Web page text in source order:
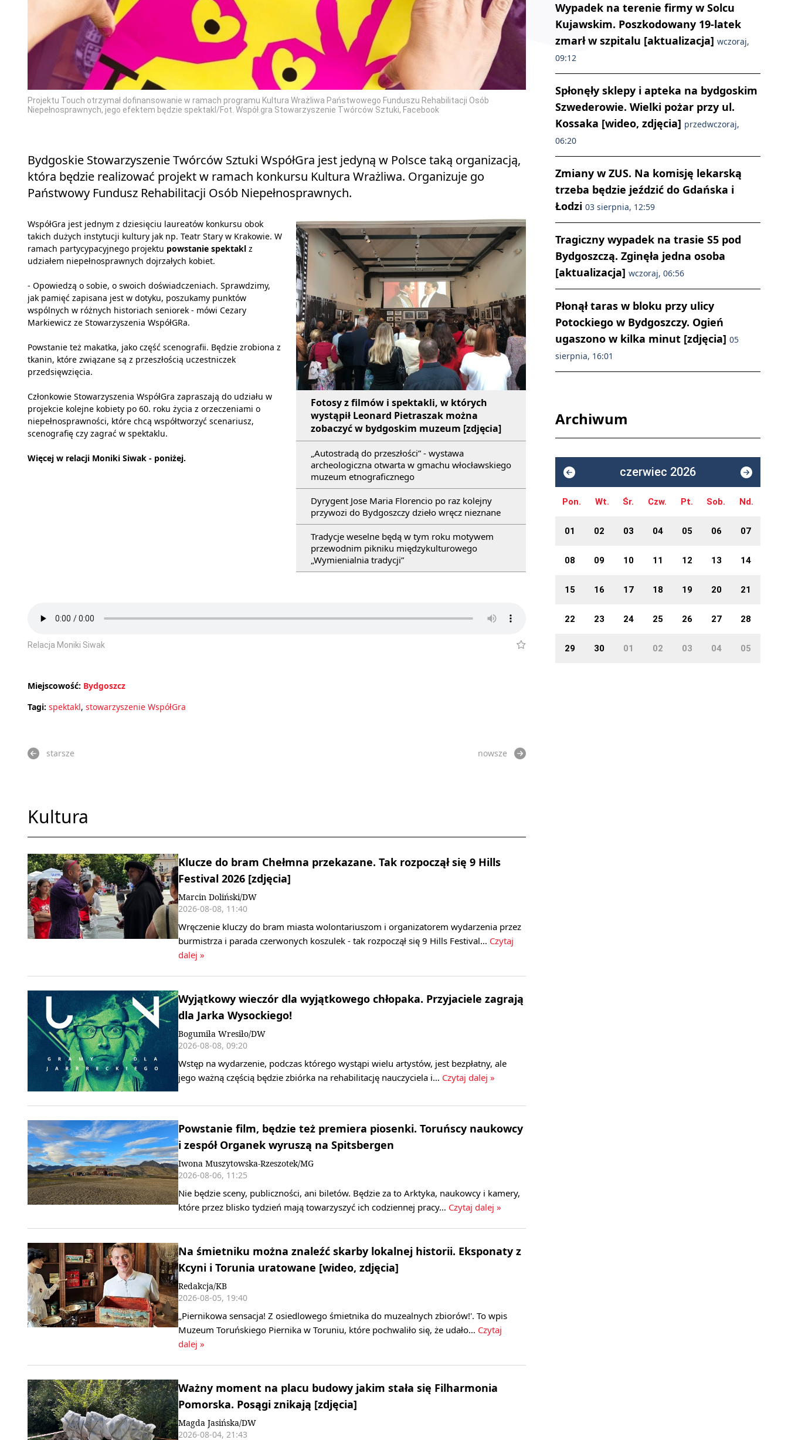
Projektu Touch otrzymał dofinansowanie w ramach programu Kultura Wrażliwa Państwowego Funduszu Rehabilitacji Osób
Niepełnosprawnych, jego efektem będzie spektakl/Fot. Współ.gra Stowarzyszenie Twórców Sztuki, Facebook
Bydgoskie Stowarzyszenie Twórców Sztuki WspółGra jest jedyną w Polsce taką organizacją,
która będzie realizować projekt w ramach konkursu Kultura Wrażliwa. Organizuje go
Państwowy Fundusz Rehabilitacji Osób Niepełnosprawnych.
Fotosy z filmów i spektakli, w których
wystąpił Leonard Pietraszak można
zobaczyć w bydgoskim muzeum [zdjęcia]
„Autostradą do przeszłości” - wystawa
archeologiczna otwarta w gmachu włocławskiego
muzeum etnograficznego
Dyrygent Jose Maria Florencio po raz kolejny
przywozi do Bydgoszczy dzieło wręcz nieznane
Tradycje weselne będą w tym roku motywem
przewodnim pikniku międzykulturowego
„Wymienialnia tradycji”
WspółGra jest jednym z dziesięciu laureatów konkursu obok
takich dużych instytucji kultury jak np. Teatr Stary w Krakowie. W
ramach partycypacyjnego projektu powstanie spektakl z
udziałem niepełnosprawnych dojrzałych kobiet.
- Opowiedzą o sobie, o swoich doświadczeniach. Sprawdzimy,
jak pamięć zapisana jest w dotyku, poszukamy punktów
wspólnych w różnych historiach seniorek - mówi Cezary
Markiewicz ze Stowarzyszenia WspółGRa.
Powstanie też makatka, jako część scenografii. Będzie zrobiona z
tkanin, które związane są z przeszłością uczestniczek
przedsięwzięcia.
Członkowie Stowarzyszenia WspółGra zapraszają do udziału w
projekcie kolejne kobiety po 60. roku życia z orzeczeniami o
niepełnosprawności, które chcą współtworzyć scenariusz,
scenografię czy zagrać w spektaklu.
Więcej w relacji Moniki Siwak - poniżej.
Relacja Moniki Siwak
Miejscowość: Bydgoszcz
Tagi: spektakl, stowarzyszenie WspółGra
starsze nowsze
Kultura
Klucze do bram Chełmna przekazane. Tak rozpoczął się 9 Hills
Festival 2026 [zdjęcia]
Marcin Doliński/DW
2026-08-08, 11:40
Wręczenie kluczy do bram miasta wolontariuszom i organizatorem wydarzenia przez
burmistrza i parada czerwonych koszulek - tak rozpoczął się 9 Hills Festival… Czytaj
dalej »
Wyjątkowy wieczór dla wyjątkowego chłopaka. Przyjaciele zagrają
dla Jarka Wysockiego!
Bogumiła Wresiło/DW
2026-08-08, 09:20
Wstęp na wydarzenie, podczas którego wystąpi wielu artystów, jest bezpłatny, ale
jego ważną częścią będzie zbiórka na rehabilitację nauczyciela i… Czytaj dalej »
Powstanie film, będzie też premiera piosenki. Toruńscy naukowcy
i zespół Organek wyruszą na Spitsbergen
Iwona Muszytowska-Rzeszotek/MG
2026-08-06, 11:25
Nie będzie sceny, publiczności, ani biletów. Będzie za to Arktyka, naukowcy i kamery,
które przez blisko tydzień mają towarzyszyć ich codziennej pracy… Czytaj dalej »
Na śmietniku można znaleźć skarby lokalnej historii. Eksponaty z
Kcyni i Torunia uratowane [wideo, zdjęcia]
Redakcja/KB
2026-08-05, 19:40
„Piernikowa sensacja! Z osiedlowego śmietnika do muzealnych zbiorów!'. To wpis
Muzeum Toruńskiego Piernika w Toruniu, które pochwaliło się, że udało… Czytaj
dalej »
Ważny moment na placu budowy jakim stała się Filharmonia
Pomorska. Posągi znikają [zdjęcia]
Magda Jasińska/DW
2026-08-04, 21:43
Wypadek na terenie firmy w Solcu
Kujawskim. Poszkodowany 19-latek
zmarł w szpitalu [aktualizacja] wczoraj,
09:12
Spłonęły sklepy i apteka na bydgoskim
Szwederowie. Wielki pożar przy ul.
Kossaka [wideo, zdjęcia] przedwczoraj,
06:20
Zmiany w ZUS. Na komisję lekarską
trzeba będzie jeździć do Gdańska i
Łodzi 03 sierpnia, 12:59
Tragiczny wypadek na trasie S5 pod
Bydgoszczą. Zginęła jedna osoba
[aktualizacja] wczoraj, 06:56
Płonął taras w bloku przy ulicy
Potockiego w Bydgoszczy. Ogień
ugaszono w kilka minut [zdjęcia] 05
sierpnia, 16:01
Archiwum
czerwiec 2026
Pon. Wt. Śr. Czw. Pt. Sob. Nd.
01 02 03 04 05 06 07
08 09 10 11 12 13 14
15 16 17 18 19 20 21
22 23 24 25 26 27 28
29 30 01 02 03 04 05